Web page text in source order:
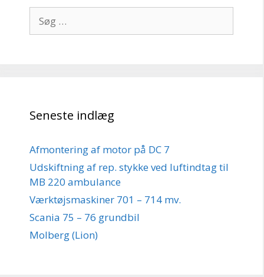
efter:
Seneste indlæg
Afmontering af motor på DC 7
Udskiftning af rep. stykke ved luftindtag til
MB 220 ambulance
Værktøjsmaskiner 701 – 714 mv.
Scania 75 – 76 grundbil
Molberg (Lion)